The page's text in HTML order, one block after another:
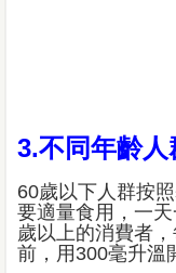
3.不同年齡人
60歲以下人群按
要適量食用，一
歲以上的消費者
前，用300毫升溫